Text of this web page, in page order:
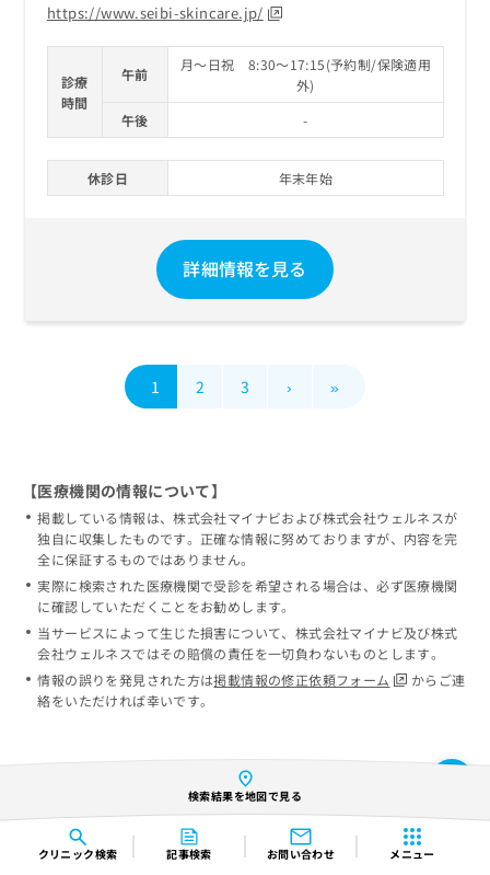
クリニック検索 記事検索 お問い合わせ メニュー
https://www.seibi-skincare.jp/
診療
時間
午前
月～日祝 8:30～17:15(予約制/保険適用
外)
午後
-
休診日 年末年始
詳細情報を見る
1 2 3 › »
検索結果を地図で見る
【医療機関の情報について】
掲載している情報は、株式会社マイナビおよび株式会社ウェルネスが
独自に収集したものです。正確な情報に努めておりますが、内容を完
全に保証するものではありません。
実際に検索された医療機関で受診を希望される場合は、必ず医療機関
に確認していただくことをお勧めします。
当サービスによって生じた損害について、株式会社マイナビ及び株式
会社ウェルネスではその賠償の責任を一切負わないものとします。
情報の誤りを発見された方は掲載情報の修正依頼フォーム
からご連
絡をいただければ幸いです。
都道府県から探す